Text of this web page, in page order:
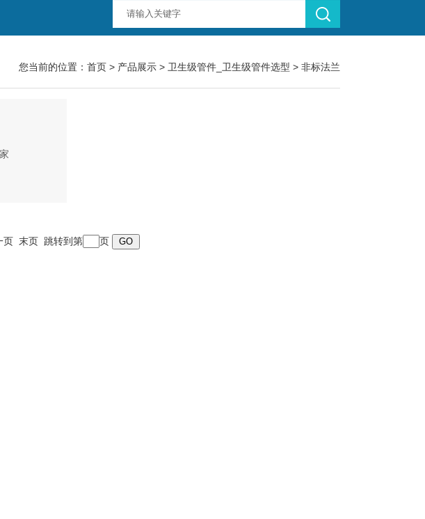
您当前的位置： 首页 > 产品展示 > 卫生级管件_卫生级管件选型 > 非标法兰
页 末页 跳转到第 页